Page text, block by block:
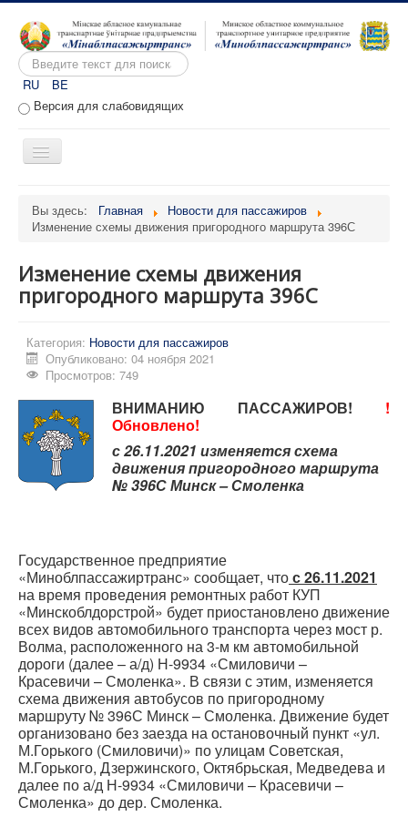
Искать...
RU
BE
Версия для слабовидящих
Включить/
О предприятии
Обращения
Расписание движения
Портал перевозчиков
Контрольно-ревизорская служба
Карта сайта
Вы здесь: Главная
Новости для пассажиров
Изменение схемы движения пригородного маршрута 396С
Изменение схемы движения
пригородного маршрута 396С
Категория: Новости для пассажиров
Опубликовано: 04 ноября 2021
Просмотров: 749
ВНИМАНИЮ ПАССАЖИРОВ! !
Обновлено!
с 26.11.2021 изменяется схема
движения пригородного маршрута
№ 396С Минск – Смоленка
Государственное предприятие
«Миноблпассажиртранс» сообщает, чтос 26.11.2021
на время проведения ремонтных работ КУП
«Минскоблдорстрой» будет приостановлено движение
всех видов автомобильного транспорта через мост р.
Волма, расположенного на 3-м км автомобильной
дороги (далее – а/д) Н-9934 «Смиловичи –
Красевичи – Смоленка». В связи с этим, изменяется
схема движения автобусов по пригородному
маршруту № 396С Минск – Смоленка. Движение будет
организовано без заезда на остановочный пункт «ул.
М.Горького (Смиловичи)» по улицам Советская,
М.Горького, Дзержинского, Октябрьская, Медведева и
далее по а/д Н-9934 «Смиловичи – Красевичи –
Смоленка» до дер. Смоленка.